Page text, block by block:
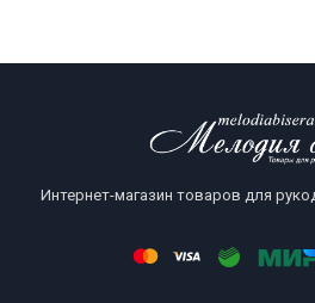
Интернет-магазин товаров для